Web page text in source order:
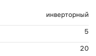
инверторный
5
20